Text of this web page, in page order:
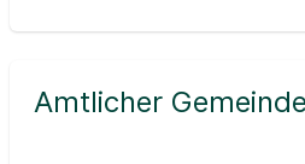
Amtlicher